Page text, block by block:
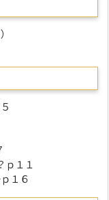
ｐ１１
１６